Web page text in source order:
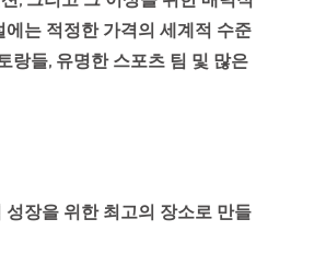
는 적정한 가격의 세계적 수준
랑들, 유명한 스포츠 팀 및 많은
장을 위한 최고의 장소로 만들